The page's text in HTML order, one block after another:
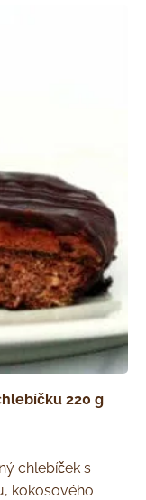
220 g
chlebíček s
kokosového